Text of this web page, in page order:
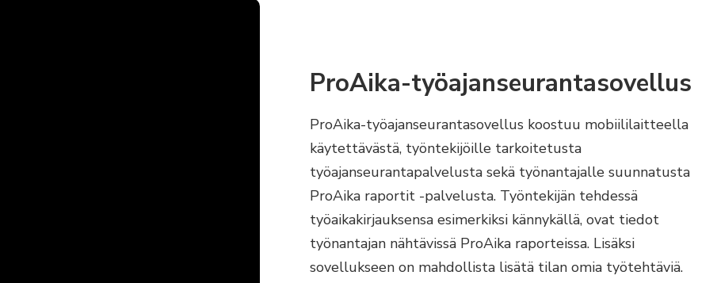
ProAika-työajanseurantasovellus
ProAika-työajanseurantasovellus koostuu mobiililaitteella
käytettävästä, työntekijöille tarkoitetusta
työajanseurantapalvelusta sekä työnantajalle suunnatusta
ProAika raportit -palvelusta. Työntekijän tehdessä
työaikakirjauksensa esimerkiksi kännykällä, ovat tiedot
työnantajan nähtävissä ProAika raporteissa. Lisäksi
sovellukseen on mahdollista lisätä tilan omia työtehtäviä.